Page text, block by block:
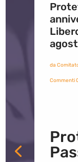
da
Commenti